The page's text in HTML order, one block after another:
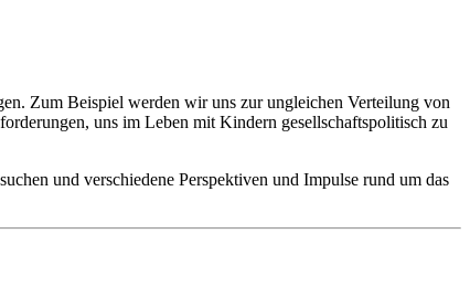
Zum Beispiel werden wir uns zur ungleichen Verteilung von
uns im Leben mit Kindern gesellschaftspolitisch zu
und verschiedene Perspektiven und Impulse rund um das